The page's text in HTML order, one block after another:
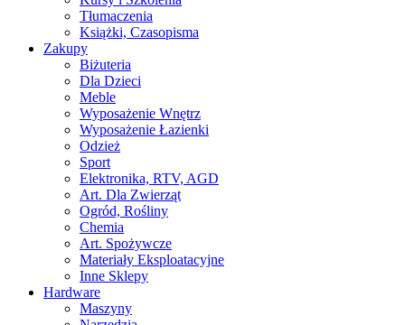
Tłumaczenia
Książki, Czasopisma
Zakupy
Biżuteria
Dla Dzieci
Meble
Wyposażenie Wnętrz
Wyposażenie Łazienki
Odzież
Sport
Elektronika, RTV, AGD
Art. Dla Zwierząt
Ogród, Rośliny
Chemia
Art. Spożywcze
Materiały Eksploatacyjne
Inne Sklepy
Hardware
Maszyny